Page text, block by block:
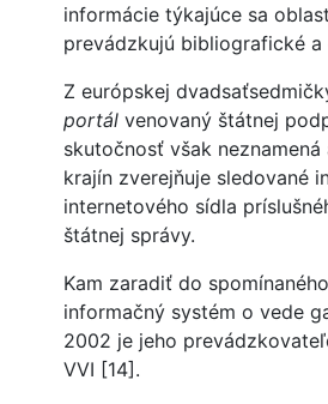
informácie týkajúce sa
prevádzkujú bibliografické
Z európskej
portál venovaný štátnej
skutočnosť však
krajín zverejňuje sledované
internetového sídla
štátnej správy.
Kam zaradiť do
informačný systém o vede
2002 je jeho
VVI [14].